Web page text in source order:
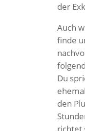
der
Auch
finde
Du
den